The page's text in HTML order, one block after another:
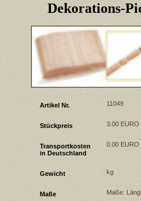
Dekorations-
Artikel Nr. 11049
Stückpreis 3.00 EURO
Transportkosten
in Deutschland
0.00 EURO
Gewicht kg
Maße Maße: